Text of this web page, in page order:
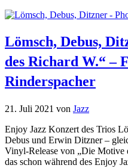
Lömsch, Debus,
des Richard W.“ –
Rinderspacher
21. Juli 2021 von Jazz
Enjoy Jazz Konzert des Trios
Debus und Erwin Ditzner –
Vinyl-Release von „Die Motive
das schon während des Enjoy